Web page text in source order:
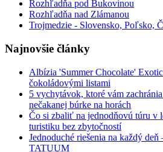
Rozhľadňa pod Bukovinou
Rozhľadňa nad Zlámanou
Trojmedzie - Slovensko, Poľsko,
Najnovšie články
Albízia 'Summer Chocolate'
čokoládovými listami
5 vychytávok, ktoré vám
nečakanej búrke na horách
Čo si zbaliť na jednodňovú túru v
turistiku bez zbytočností
Jednoduché riešenia na každý
TATUUM